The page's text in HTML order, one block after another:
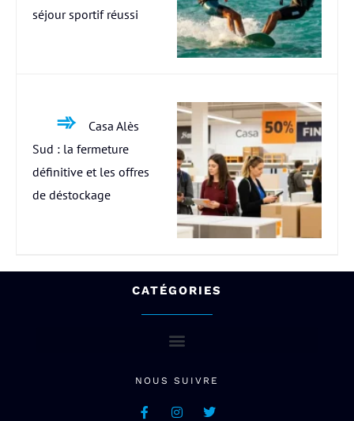
séjour sportif réussi
Casa Alès
Sud : la fermeture
définitive et les offres
de déstockage
CATÉGORIES
NOUS SUIVRE